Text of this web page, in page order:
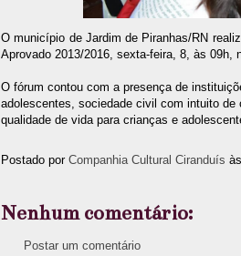
O município de Jardim de Piranhas/RN
Aprovado 2013/2016, sexta-feira, 8, às 09h,
O fórum contou com a presença de
adolescentes, sociedade civil com intuito de
qualidade de vida para crianças e
Postado por Companhia Cultural Ciranduís às
Nenhum comentário:
Postar um comentário